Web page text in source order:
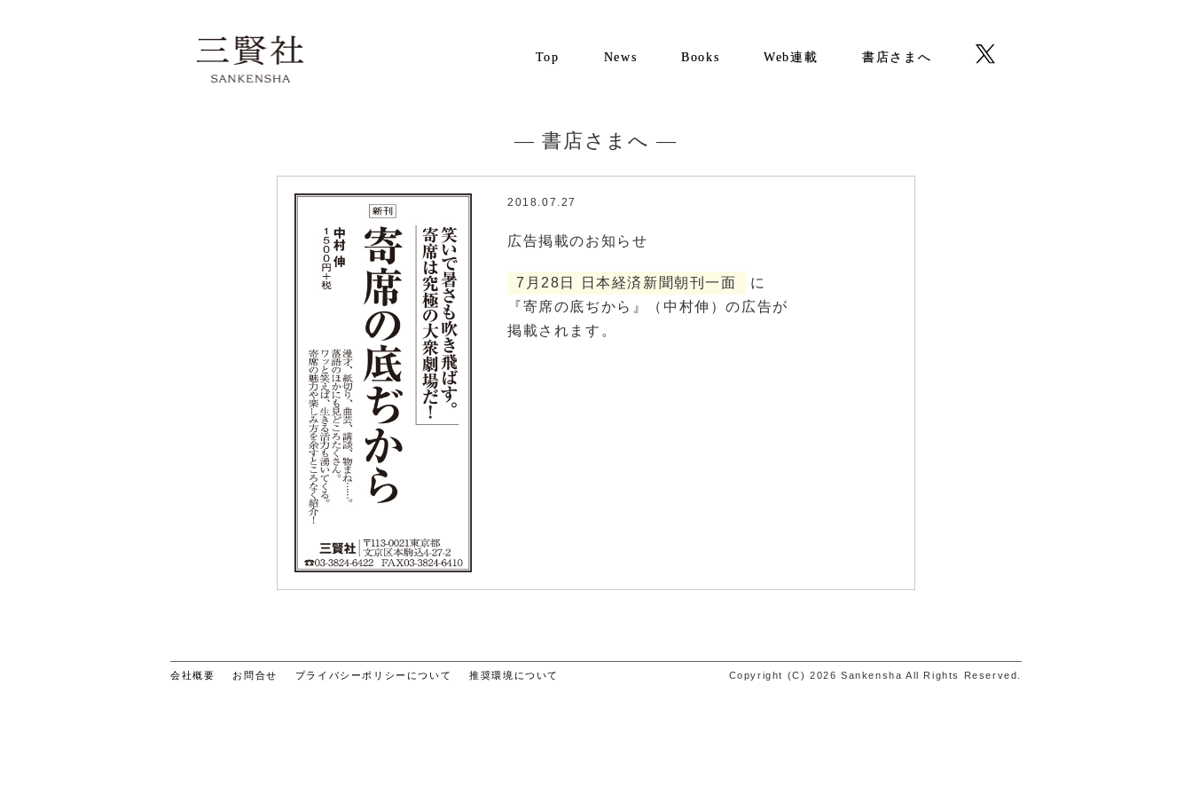
Top News Books Web連載 書店さまへ
— 書店さまへ —
2018.07.27
広告掲載のお知らせ
7月28日 日本経済新聞朝刊一面
に
『寄席の底ぢから』（中村伸）の広告が
掲載されます。
会社概要 お問合せ プライバシーポリシーについて 推奨環境について Copyright (C) 2026 Sankensha All Rights Reserved.